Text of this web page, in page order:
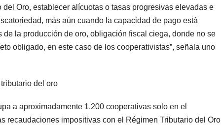
Oro, establecer alícuotas o tasas progresivas elevadas e
más aún cuando la capacidad de pago está
la producción de oro, obligación fiscal ciega, donde no se
obligado, en este caso de los cooperativistas”, señala uno
del oro
a aproximadamente 1.200 cooperativas solo en el
recaudaciones impositivas con el Régimen Tributario del Oro